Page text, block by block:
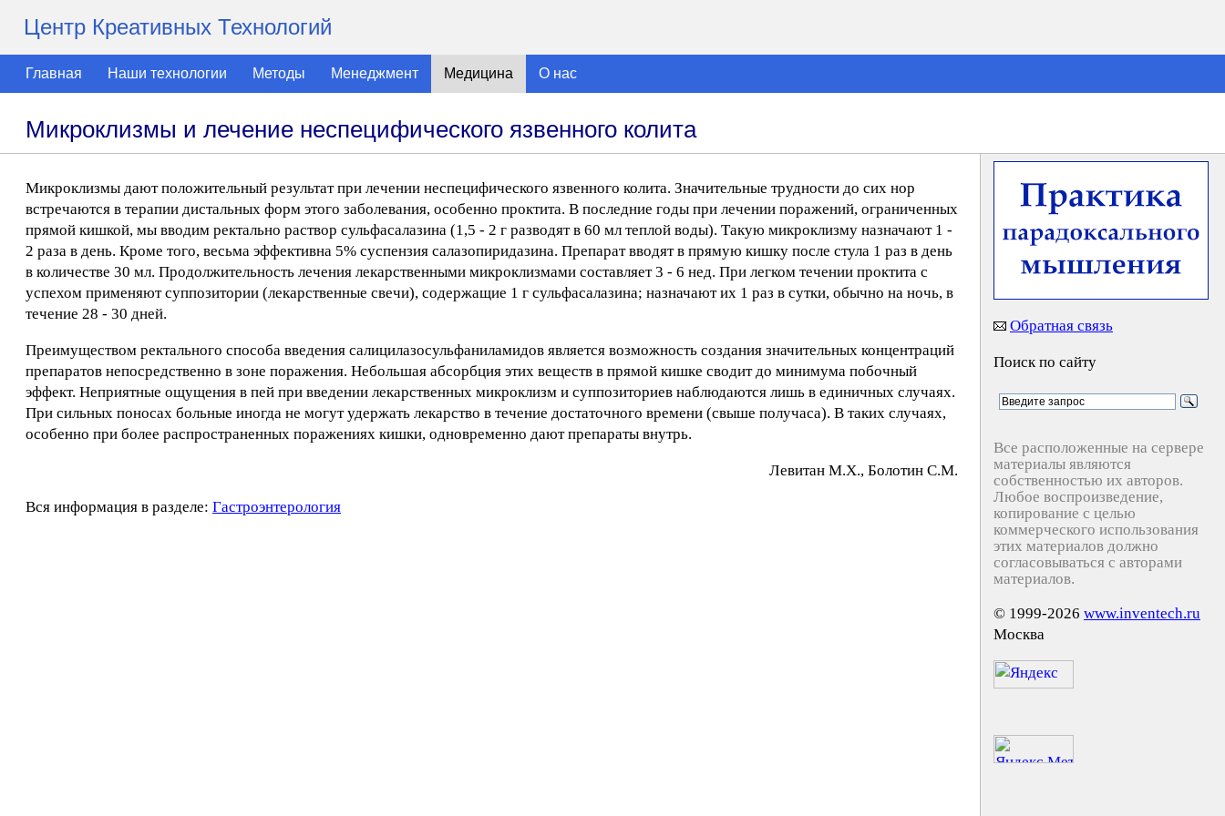
Центр Креативных Технологий
Главная Наши технологии Методы Менеджмент Медицина О нас
Микроклизмы и лечение неспецифического язвенного колита
Микроклизмы дают положительный результат при лечении неспецифического язвенного колита. Значительные трудности до сих нор
встречаются в терапии дистальных форм этого заболевания, особенно проктита. В последние годы при лечении поражений, ограниченных
прямой кишкой, мы вводим ректально раствор сульфасалазина (1,5 - 2 г разводят в 60 мл теплой воды). Такую микроклизму назначают 1 -
2 раза в день. Кроме того, весьма эффективна 5% суспензия салазопиридазина. Препарат вводят в прямую кишку после стула 1 раз в день
в количестве 30 мл. Продолжительность лечения лекарственными микроклизмами составляет 3 - 6 нед. При легком течении проктита с
успехом применяют суппозитории (лекарственные свечи), содержащие 1 г сульфасалазина; назначают их 1 раз в сутки, обычно на ночь, в
течение 28 - 30 дней.
Преимуществом ректального способа введения салицилазосульфаниламидов является возможность создания значительных концентраций
препаратов непосредственно в зоне поражения. Небольшая абсорбция этих веществ в прямой кишке сводит до минимума побочный
эффект. Неприятные ощущения в пей при введении лекарственных микроклизм и суппозиториев наблюдаются лишь в единичных случаях.
При сильных поносах больные иногда не могут удержать лекарство в течение достаточного времени (свыше получаса). В таких случаях,
особенно при более распространенных поражениях кишки, одновременно дают препараты внутрь.
Лeвитaн М.X., Бoлoтин C.М.
Вся информация в разделе: Гастроэнтерология
Обратная связь
Поиск по сайту
Все расположенные на сервере
материалы являются
собственностью их авторов.
Любое воспроизведение,
копирование с целью
коммерческого использования
этих материалов должно
согласовываться с авторами
материалов.
© 1999-2026 www.inventech.ru
Москва